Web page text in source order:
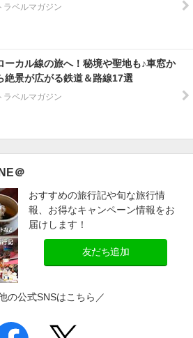
ラベルマガジン
ーカル線の旅へ！秘境や聖地も♪車窓か
絶景が広がる鉄道＆路線17選
ラベルマガジン
＠
おすすめの旅行記や旬な旅行情
報、お得なキャンペーン情報をお
届けします！
友だち追加
の公式SNSはこちら／